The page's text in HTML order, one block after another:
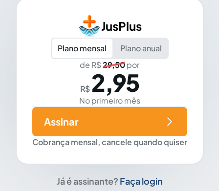
JusPlus
Plano mensal
Plano anual
de R$29,50por
R$ 2,95
No primeiro mês
Cobrança mensal, cancele quando quiser
Assinar
Já é assinante? Faça login